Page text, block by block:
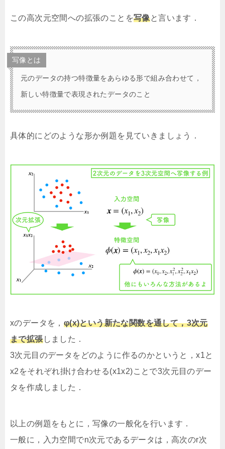
この高次元空間への拡張のことを写像と言います．
写像とは
元のデータの持つ特徴量をあらゆる形で組み合わせて，
新しい特徴量で表現されたデータのこと
具体的にどのような形か例題を見ていきましょう．
xのデータを， φ(x)という新たな関数を通して，3次元
まで拡張しました．
3次元目のデータをどのように作るのかというと，x1と
x2をそれぞれ掛け合わせる(x1x2)ことで3次元目のデー
タを作成しました．
以上の例題をもとに，写像の一般化を行います．
一般に，入力空間でn次元であるデータは，高次のr次